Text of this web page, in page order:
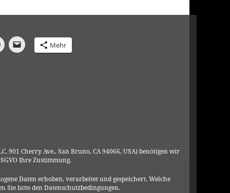
901 Cherry Ave., San Bruno, CA 94066, USA) benötigen wir
Ihre Zustimmung.
Daten erhoben, verarbeitet und gespeichert. Welche
Sie bitte den Datenschutzbedingungen.
Mehr
,Satire